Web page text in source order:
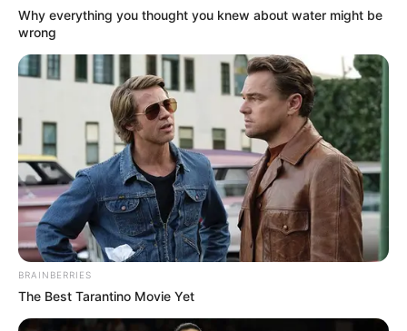
Why everything you thought you knew about water might be
wrong
BRAINBERRIES
The Best Tarantino Movie Yet